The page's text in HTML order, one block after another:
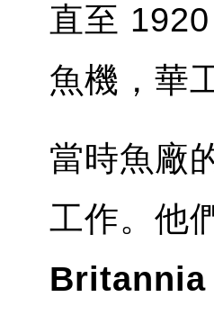
直至
魚機，華
當時魚廠
工作。他